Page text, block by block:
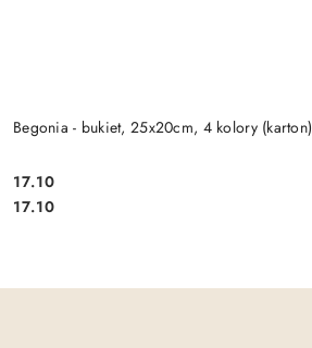
Begonia - bukiet, 25x20cm, 4 kolory (karton)
Cena:
17.10
Cena:
17.10